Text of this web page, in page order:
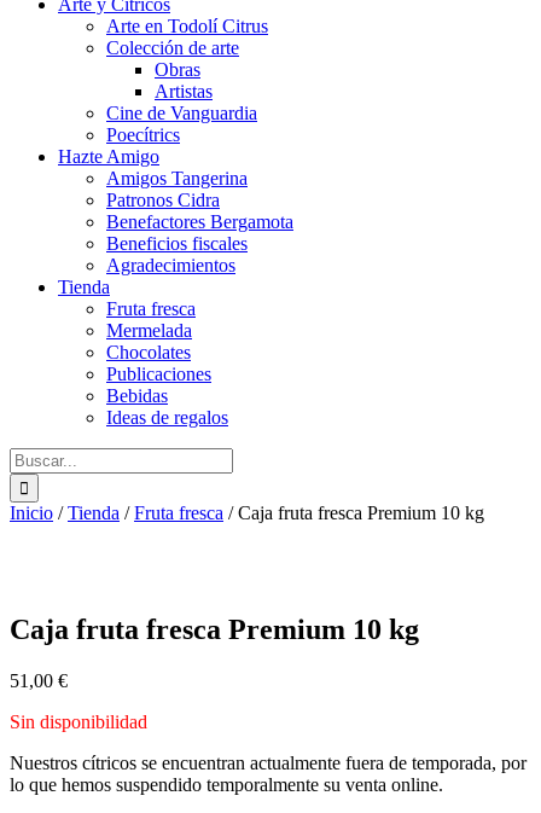
Arte y Cítricos
Arte en Todolí Citrus
Colección de arte
Obras
Artistas
Cine de Vanguardia
Poecítrics
Hazte Amigo
Amigos Tangerina
Patronos Cidra
Benefactores Bergamota
Beneficios fiscales
Agradecimientos
Tienda
Fruta fresca
Mermelada
Chocolates
Publicaciones
Bebidas
Ideas de regalos
Buscar:
Inicio / Tienda / Fruta fresca / Caja fruta fresca Premium 10 kg
Caja fruta fresca Premium 10 kg
51,00 €
Sin disponibilidad
Nuestros cítricos se encuentran actualmente fuera de temporada, por
lo que hemos suspendido temporalmente su venta online.